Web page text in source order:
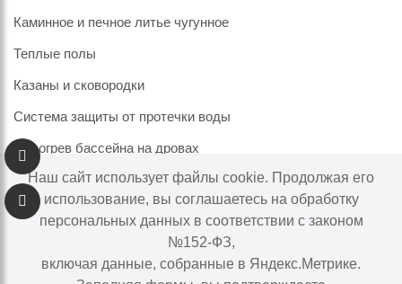
Каминное и печное литье чугунное
Теплые полы
Казаны и сковородки
Система защиты от протечки воды
Подогрев бассейна на дровах
Информация на сайте не является публичной офертой.
Наличие и цены товара могут меняться, просьба
уточнять у менеджера при подтверждении заказа.
Наш сайт использует файлы cookie. Продолжая его
использование, вы соглашаетесь на обработку
персональных данных в соответствии с законом
№152-ФЗ,
включая данные, собранные в Яндекс.Метрике.